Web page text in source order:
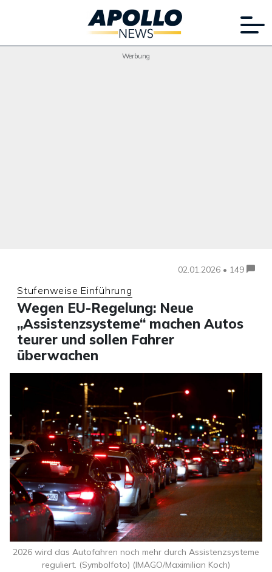
Werbung
02.01.2026 • 149
Stufenweise Einführung
Wegen EU-Regelung: Neue
„Assistenzsysteme“ machen Autos
teurer und sollen Fahrer
überwachen
2026 wird das Autofahren noch mehr durch Assistenzsysteme
reguliert. (Symbolfoto) (IMAGO/Maximilian Koch)